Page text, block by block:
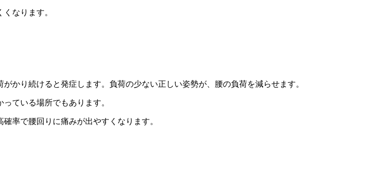
なります。
かり続けると発症します。負荷の少ない正しい姿勢が、腰の負荷を減らせます。
ている場所でもあります。
率で腰回りに痛みが出やすくなります。